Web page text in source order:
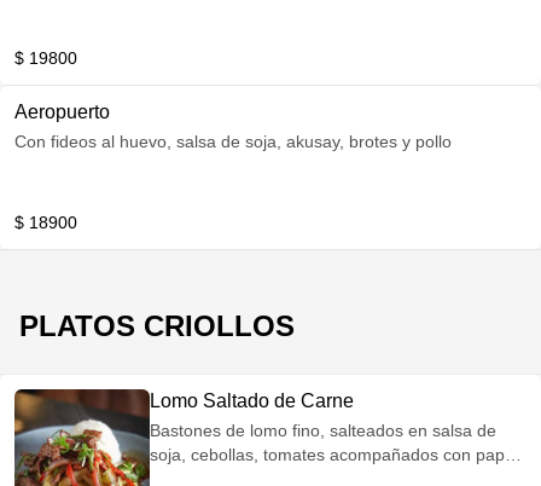
$ 19800
Aeropuerto
Con fideos al huevo, salsa de soja, akusay, brotes y pollo
$ 18900
PLATOS CRIOLLOS
Lomo Saltado de Carne
Bastones de lomo fino, salteados en salsa de
soja, cebollas, tomates acompañados con papas